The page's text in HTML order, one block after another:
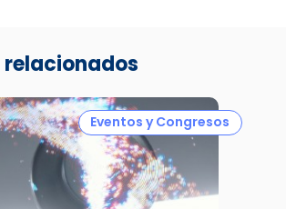
Eventos y Congresos